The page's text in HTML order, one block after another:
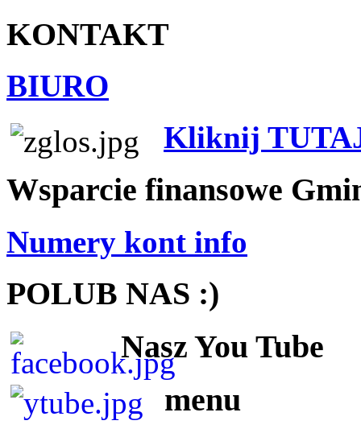
KONTAKT
BIURO
Kliknij
Wsparcie finansowe
Numery kont info
POLUB NAS :)
Nasz You Tube
menu